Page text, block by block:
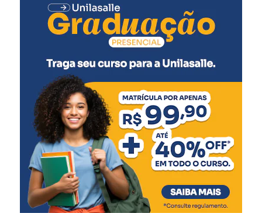
técnica, transparente e
conforme as regras
estabelecidas no edital,
garantindo igualdade de
condições a todos os
participantes”, afirmou.
Os candidatos poderão apresentar recursos nos dias 4 e 5
de agosto, conforme as orientações previstas no edital.
Após esse período, a análise e o julgamento dos recursos
ocorrerão entre os dias 6 e 12 de agosto. A publicação da
lista final dos pré-classificados está prevista para o dia 14